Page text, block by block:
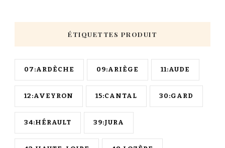
ÉTIQUETTES PRODUIT
07:ARDÈCHE 09:ARIÈGE 11:AUDE
12:AVEYRON 15:CANTAL 30:GARD
34:HÉRAULT 39:JURA